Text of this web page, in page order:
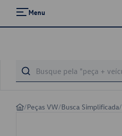
Menu
/Peças VW/Busca Simplificada/